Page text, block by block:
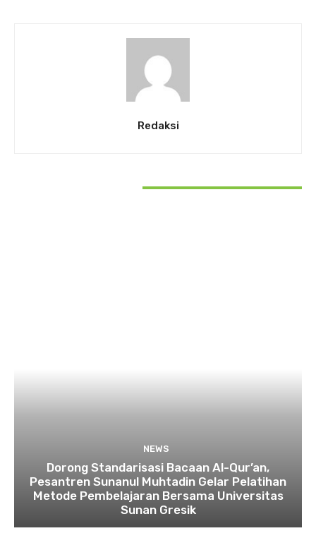
Redaksi
NEWS
Dorong Standarisasi Bacaan Al-Qur’an,
Pesantren Sunanul Muhtadin Gelar Pelatihan
Metode Pembelajaran Bersama Universitas
Sunan Gresik